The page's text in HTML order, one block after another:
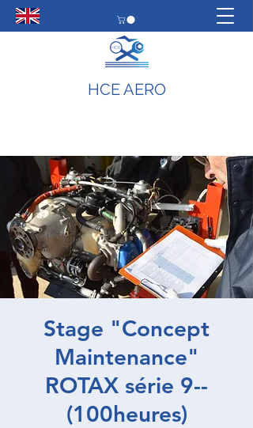
HCE AERO
Stage "Concept
Maintenance"
ROTAX série 9--
(100heures)